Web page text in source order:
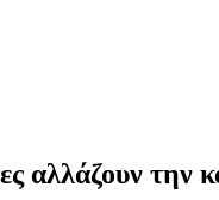
αλλάζουν την